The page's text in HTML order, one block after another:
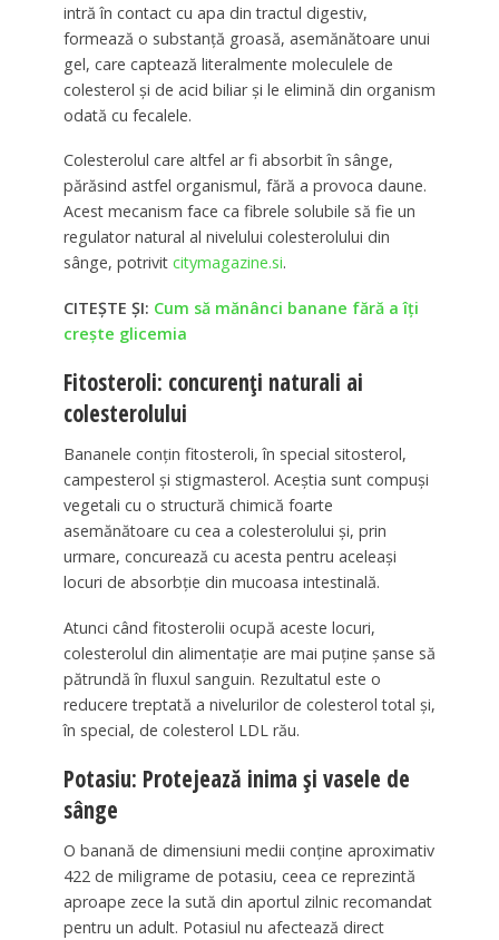
intră în contact cu apa din tractul digestiv,
formează o substanță groasă, asemănătoare unui
gel, care captează literalmente moleculele de
colesterol și de acid biliar și le elimină din organism
odată cu fecalele.
Colesterolul care altfel ar fi absorbit în sânge,
părăsind astfel organismul, fără a provoca daune.
Acest mecanism face ca fibrele solubile să fie un
regulator natural al nivelului colesterolului din
sânge, potrivit citymagazine.si.
CITEȘTE ȘI: Cum să mănânci banane fără a îți
crește glicemia
Fitosteroli: concurenți naturali ai
colesterolului
Bananele conțin fitosteroli, în special sitosterol,
campesterol și stigmasterol. Aceștia sunt compuși
vegetali cu o structură chimică foarte
asemănătoare cu cea a colesterolului și, prin
urmare, concurează cu acesta pentru aceleași
locuri de absorbție din mucoasa intestinală.
Atunci când fitosterolii ocupă aceste locuri,
colesterolul din alimentație are mai puține șanse să
pătrundă în fluxul sanguin. Rezultatul este o
reducere treptată a nivelurilor de colesterol total și,
în special, de colesterol LDL rău.
Potasiu: Protejează inima și vasele de
sânge
O banană de dimensiuni medii conține aproximativ
422 de miligrame de potasiu, ceea ce reprezintă
aproape zece la sută din aportul zilnic recomandat
pentru un adult. Potasiul nu afectează direct